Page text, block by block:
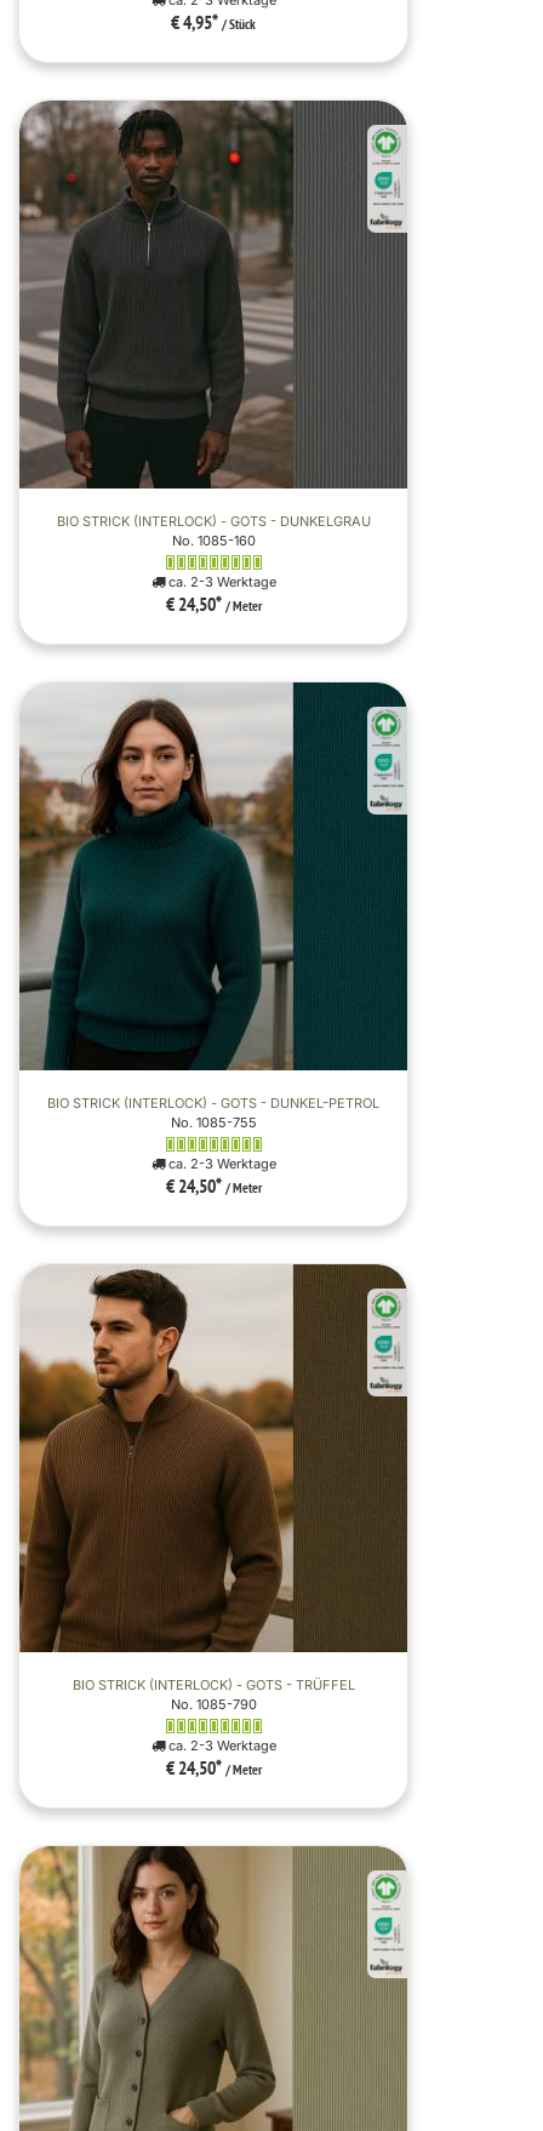
€ 4,95* / Stück
BIO STRICK (INTERLOCK) - GOTS - DUNKELGRAU
No. 1085-160
ca. 2-3 Werktage
€ 24,50* / Meter
BIO STRICK (INTERLOCK) - GOTS - DUNKEL-PETROL
No. 1085-755
ca. 2-3 Werktage
€ 24,50* / Meter
BIO STRICK (INTERLOCK) - GOTS - TRÜFFEL
No. 1085-790
ca. 2-3 Werktage
€ 24,50* / Meter